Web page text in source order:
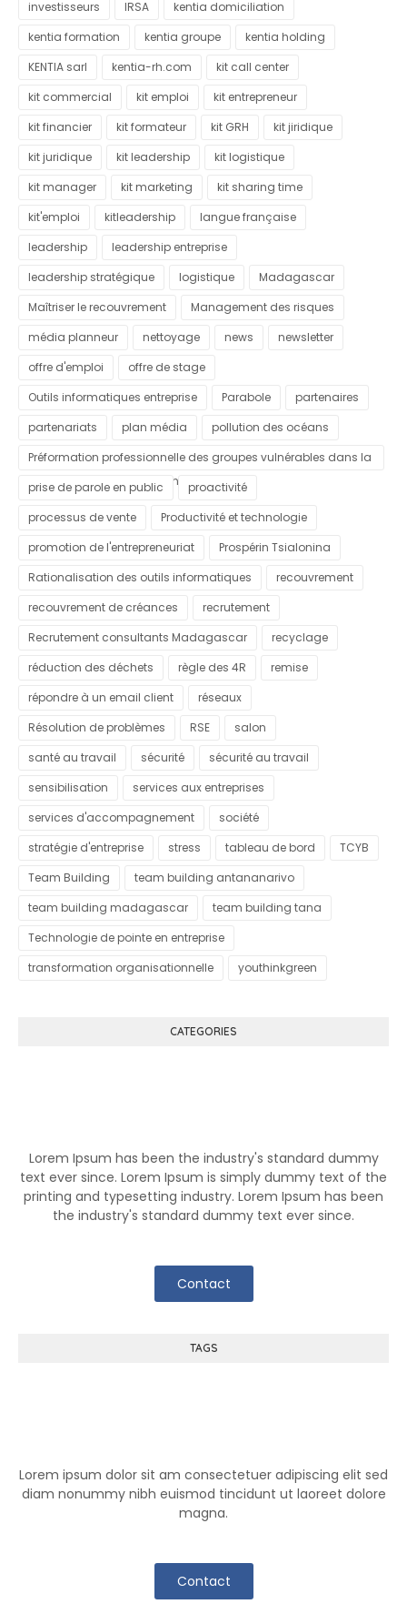
investisseurs IRSA
kentia domiciliation
kentia formation
kentia groupe
kentia holding
KENTIA sarl
kentia-rh.com
kit call center
kit commercial
kit emploi
kit entrepreneur
kit financier
kit formateur kit GRH
kit jiridique
kit juridique
kit leadership
kit logistique
kit manager
kit marketing
kit sharing time
kit'emploi
kitleadership
langue française
leadership
leadership entreprise
leadership stratégique
logistique
Madagascar
Maîtriser le recouvrement
Management des risques
média planneur
nettoyage news
newsletter
offre d'emploi
offre de stage
Outils informatiques entreprise
Parabole
partenaires
partenariats
plan média
pollution des océans
Préformation professionnelle des groupes vulnérables dans la
commune urbaine d'Antananarivo
prise de parole en public
proactivité
processus de vente
Productivité et technologie
promotion de l'entrepreneuriat
Prospérin Tsialonina
Rationalisation des outils informatiques
recouvrement
recouvrement de créances
recrutement
Recrutement consultants Madagascar
recyclage
réduction des déchets
règle des 4R
remise
répondre à un email client
réseaux
Résolution de problèmes
RSE
salon
santé au travail
sécurité
sécurité au travail
sensibilisation
services aux entreprises
services d'accompagnement
société
stratégie d'entreprise
stress tableau de bord
TCYB
Team Building
team building antananarivo
team building madagascar
team building tana
Technologie de pointe en entreprise
transformation organisationnelle
youthinkgreen
CATEGORIES
Lorem Ipsum has been the industry's standard dummy
text ever since. Lorem Ipsum is simply dummy text of the
printing and typesetting industry. Lorem Ipsum has been
the industry's standard dummy text ever since.
Contact
TAGS
Lorem ipsum dolor sit am consectetuer adipiscing elit sed
diam nonummy nibh euismod tincidunt ut laoreet dolore
magna.
Contact